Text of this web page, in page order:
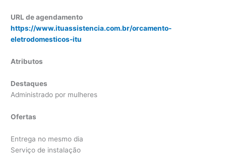
URL de agendamento
https://www.ituassistencia.com.br/orcamento-
eletrodomesticos-itu
Atributos
Destaques
Administrado por mulheres
Ofertas
Entrega no mesmo dia
Serviço de instalação